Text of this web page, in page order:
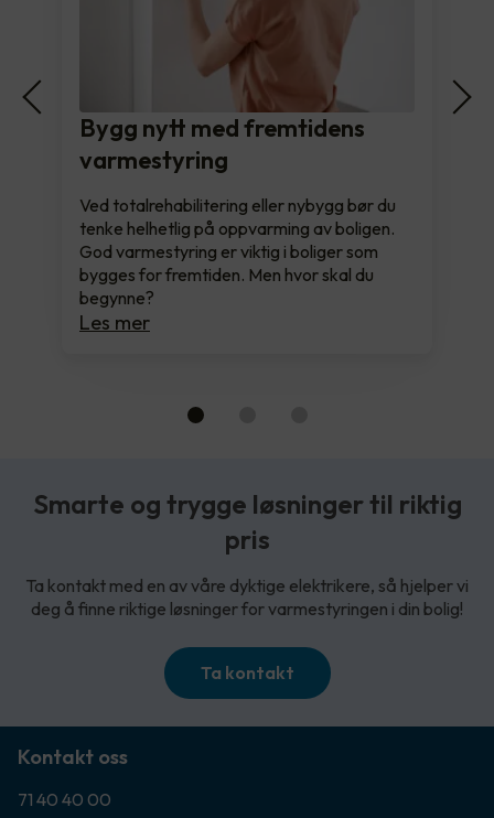
Bygg nytt med fremtidens
varmestyring
Ved totalrehabilitering eller nybygg bør du
tenke helhetlig på oppvarming av boligen.
God varmestyring er viktig i boliger som
bygges for fremtiden. Men hvor skal du
begynne?
Les mer
Smarte og trygge løsninger til riktig
pris
Ta kontakt med en av våre dyktige elektrikere, så hjelper vi
deg å finne riktige løsninger for varmestyringen i din bolig!
Ta kontakt
Kontakt oss
71 40 40 00